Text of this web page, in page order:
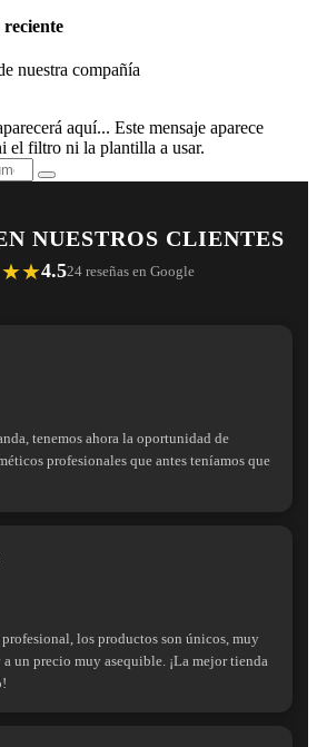
nuestra compañía
aquí... Este mensaje aparece
el filtro ni la plantilla a usar.
NUESTROS CLIENTES
4.524 reseñas en Google
tenemos ahora la oportunidad de
profesionales que antes teníamos que
los productos son únicos, muy
un precio muy asequible. ¡La mejor tienda